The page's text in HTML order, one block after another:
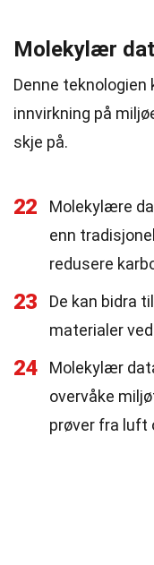
Molekylær
Denne teknologien
innvirkning på
skje på.
22
Molekylære
enn
redusere
23
De kan bidra
materialer
24
Molekylær
overvåke
prøver fra luft